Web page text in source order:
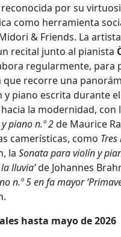
reconocida por su
como herramienta
& Friends. La
recital junto al pianista
regularmente, para
recorre una
y piano escrita durante el
la modernidad, con
piano n.º 2de Maurice
camerísticas, como
la Sonatapara violín y
lluvia’de Johannes
n.º 5 en fa mayor
hasta mayo de 2026